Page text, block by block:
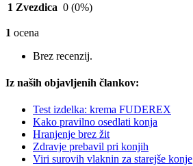
1 Zvezdica 0 (0%)
1 ocena
Brez recenzij.
Iz naših objavljenih člankov:
Test izdelka: krema FUDEREX
Kako pravilno osedlati konja
Hranjenje brez žit
Zdravje prebavil pri konjih
Viri surovih vlaknin za starejše konje